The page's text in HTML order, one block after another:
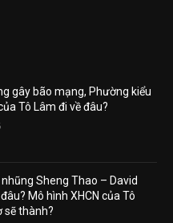
gây bão mạng, Phường kiểu
Tô Lâm đi về đâu?
Sheng Thao – David
Mô hình XHCN của Tô
sẽ thành?